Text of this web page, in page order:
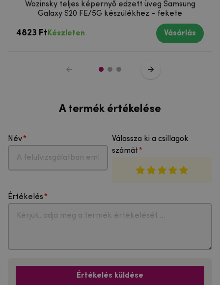
Wozinsky teljes képernyő edzett üveg Samsung
Galaxy S20 FE/5G készülékhez - fekete
4823 Ft Készleten Vásárlás
A termék értékelése
Név
Válassza ki a csillagok
számát
Értékelés
Értékelés küldése